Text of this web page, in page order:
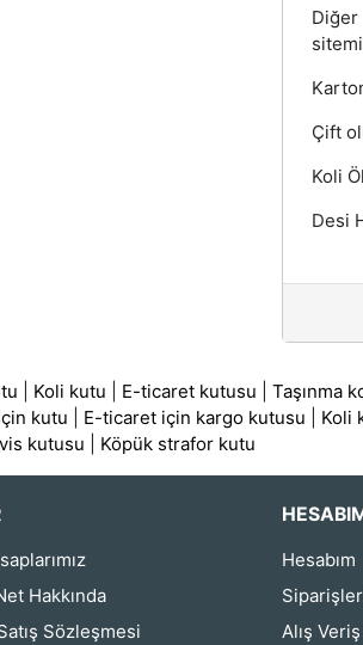
Çift
Koli
Desi
Koli kutu E-ticaret kutusu |Taşınma
kutu
E-ticaret için kargo kutusu Koli
kutusu
Köpük strafor kutu
Hakkında
Sözleşmesi
Hesabım
Alış